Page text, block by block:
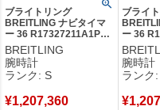
ブライトリング
BREITLING ナビタイマ
ー 36 R17327211A1P1
R17327 未使用 純正ダイ
ヤ K18RG シェル メンズ
レディース 腕時計自動巻
き シルバー 【中古】未
BREITLING
腕時計
ランク: S
¥1,207,360
ブライ
ー 36
R17327
純正ダ
ズ レデ
動巻き
腕時計
ランク
¥